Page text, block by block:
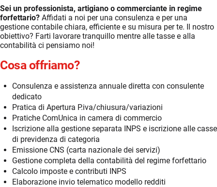
Sei un professionista, artigiano o commerciante in regime
forfettario? Affidati a noi per una consulenza e per una
gestione contabile chiara, efficiente e su misura per te. Il nostro
obiettivo? Farti lavorare tranquillo mentre alle tasse e alla
contabilità ci pensiamo noi!
Cosa offriamo?
Consulenza e assistenza annuale diretta con consulente
dedicato
Pratica di Apertura P.iva/chiusura/variazioni
Pratiche ComUnica in camera di commercio
Iscrizione alla gestione separata INPS e iscrizione alle casse
di previdenza di categoria
Emissione CNS (carta nazionale dei servizi)
Gestione completa della contabilità del regime forfettario
Calcolo imposte e contributi INPS
Elaborazione invio telematico modello redditi